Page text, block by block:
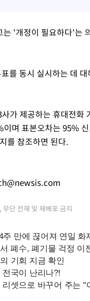
는 '개정이 필요하다'는
를 동시 실시하는 데
가 제공하는 휴대전
이며 표본오차는 95%
를 참조하면 된다.
단 전재 및 재배포 금지